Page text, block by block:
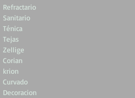
Refractario
Sanitario
Ténica
Tejas
Zellige
Corian
krion
Curvado
Decoracion